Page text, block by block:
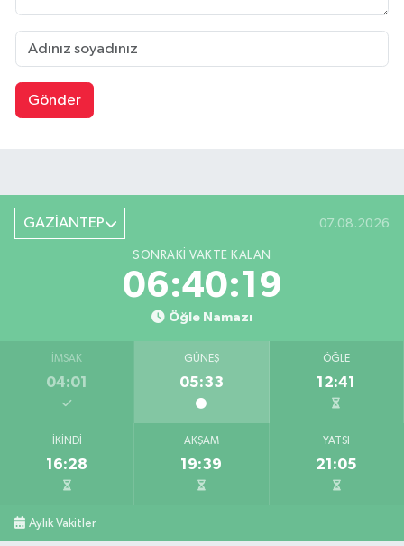
Gönder
GAZİANTEP 07.08.2026
SONRAKI VAKTE KALAN
06:40:19
Öğle Namazı
İMSAK
04:01
GÜNEŞ
05:33
ÖĞLE
12:41
İKINDI
16:28
AKŞAM
19:39
YATSI
21:05
Aylık Vakitler